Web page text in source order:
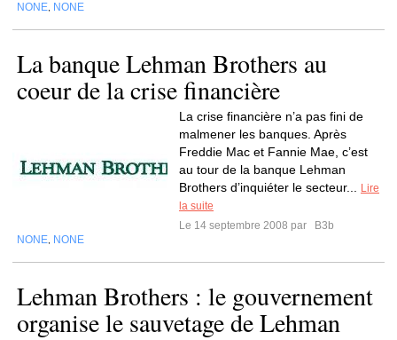
NONE NONE
La banque Lehman Brothers au
coeur de la crise financière
La crise financière n’a pas fini de
malmener les banques. Après
Freddie Mac et Fannie Mae, c’est
au tour de la banque Lehman
Brothers d’inquiéter le secteur...
Lire
la suite
Le 14 septembre 2008 par
B3b
NONE NONE
Lehman Brothers : le gouvernement
organise le sauvetage de Lehman